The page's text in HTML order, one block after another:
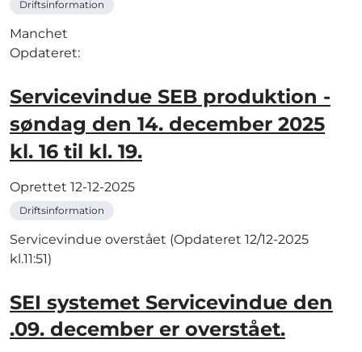
Driftsinformation
Manchet
Opdateret:
Servicevindue SEB produktion -
søndag den 14. december 2025
kl. 16 til kl. 19.
Oprettet 12-12-2025
Driftsinformation
Servicevindue overstået (Opdateret 12/12-2025
kl.11:51)
SEI systemet Servicevindue den
.09. december er overstået.